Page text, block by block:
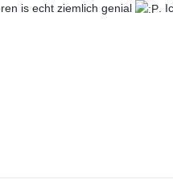
is echt ziemlich genial
.